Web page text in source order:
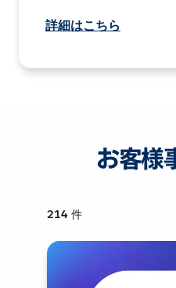
詳細はこちら
お客様
214 件